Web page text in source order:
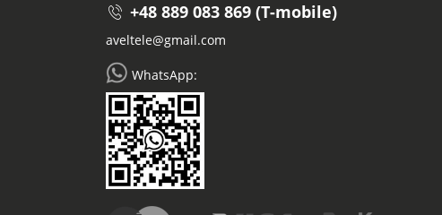
+48 889 083 869 (T-mobile)
aveltele@gmail.com
WhatsApp: